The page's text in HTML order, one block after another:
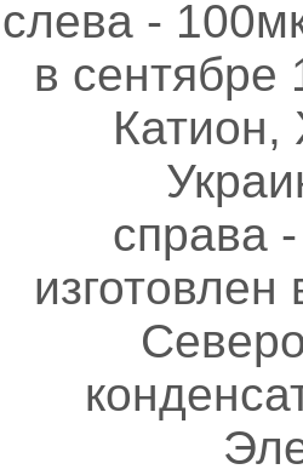
слева -
в сентябре
Катион,
справа